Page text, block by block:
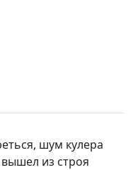
шум кулера
из строя